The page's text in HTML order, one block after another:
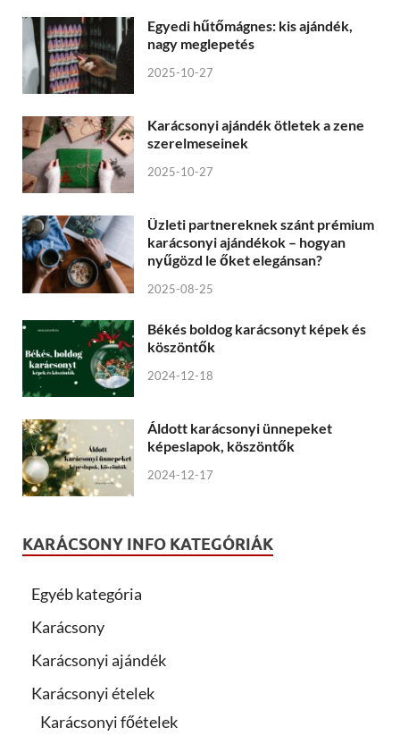
Egyedi hűtőmágnes: kis ajándék,
nagy meglepetés
2025-10-27
Karácsonyi ajándék ötletek a zene
szerelmeseinek
2025-10-27
Üzleti partnereknek szánt prémium
karácsonyi ajándékok – hogyan
nyűgözd le őket elegánsan?
2025-08-25
Békés boldog karácsonyt képek és
köszöntők
2024-12-18
Áldott karácsonyi ünnepeket
képeslapok, köszöntők
2024-12-17
KARÁCSONY INFO KATEGÓRIÁK
Egyéb kategória
Karácsony
Karácsonyi ajándék
Karácsonyi ételek
Karácsonyi főételek